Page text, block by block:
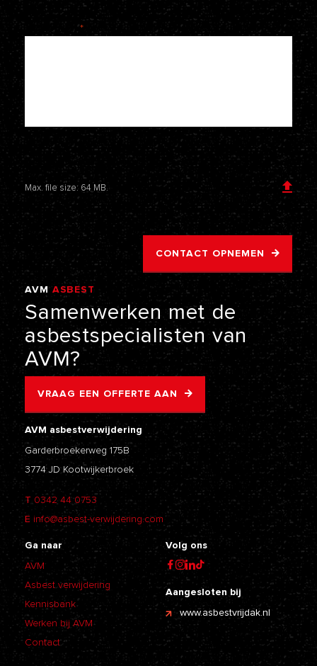
Je bericht *
Voeg een bijlage toe
Max. file size: 64 MB.
CONTACT OPNEMEN
AVM ASBEST
VERWIJDERING
Samenwerken met de
asbestspecialisten van
AVM?
VRAAG EEN OFFERTE AAN
AVM asbestverwijdering
Garderbroekerweg 175B
3774 JD Kootwijkerbroek
T 0342 44 0753
E info@asbest-verwijdering.com
Ga naar
AVM
Asbest verwijdering
Kennisbank
Werken bij AVM
Contact
Volg ons
Aangesloten bij
www.asbestvrijdak.nl